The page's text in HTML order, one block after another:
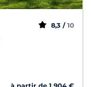
8,3 / 10